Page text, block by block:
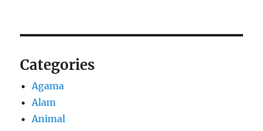
Categories
Agama
Alam
Animal